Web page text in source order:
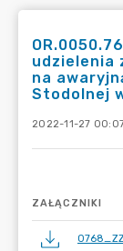
udzielenia
na
Stodolnej
2022-11-27
ZAŁĄCZNIKI